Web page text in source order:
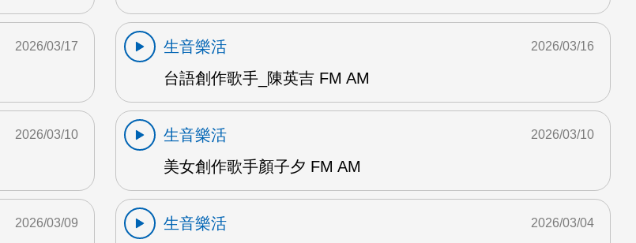
2026/03/17
生音樂活
台語創作歌手_陳英吉 FM AM
2026/03/16
2026/03/10
生音樂活
美女創作歌手顏子夕 FM AM
2026/03/10
2026/03/09 生音樂活 2026/03/04